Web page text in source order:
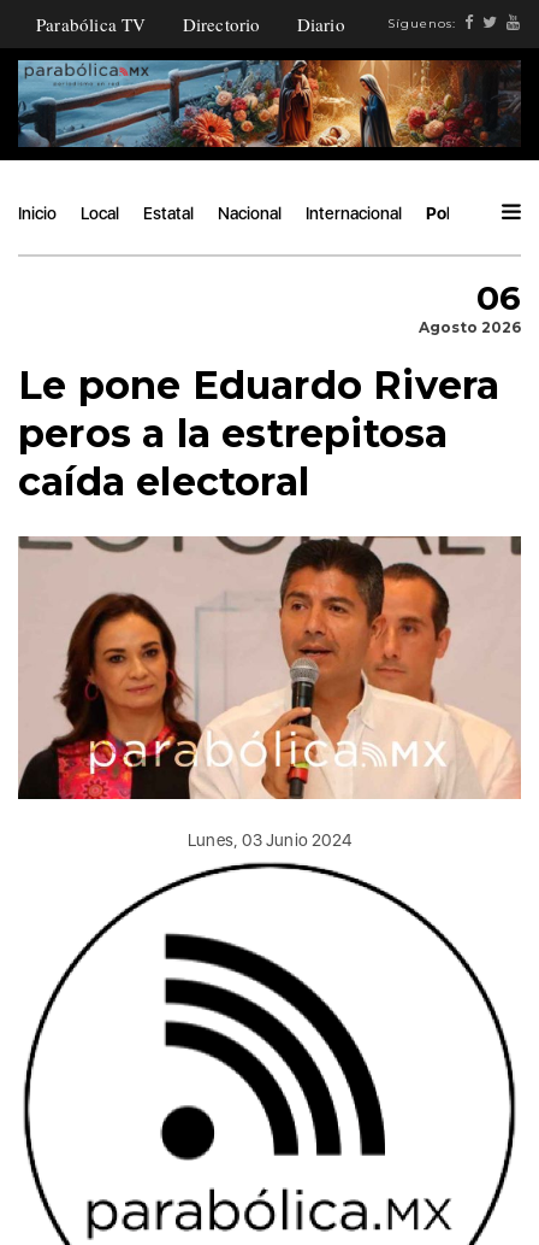
Parabólica TV Directorio Diario Síguenos:
Inicio Local Estatal Nacional Internacional Política
06
Agosto 2026
Le pone Eduardo Rivera
peros a la estrepitosa
caída electoral
Lunes, 03 Junio 2024